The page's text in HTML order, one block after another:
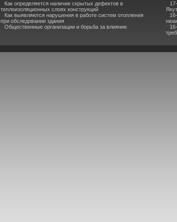
Как определяется наличие скрытых дефектов в
теплоизоляционных слоях конструкций
Как выявляются нарушения в работе систем отопления
при обследовании здания
Общественные организации и борьба за влияние